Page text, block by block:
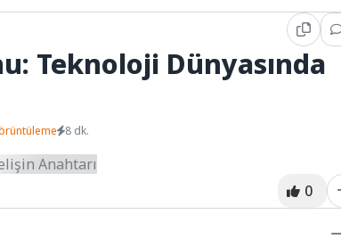
Teknoloji Dünyasında
8 dk.
0